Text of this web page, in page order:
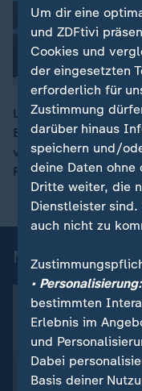
Laut Experten
Einsatz in der
verlässlich. Er
Ressourcenaufwand,
Mehr aus
Um dir eine
und ZDFtivi
Cookies und
der eingesetzten
erforderlich für
Zustimmung
darüber hinaus
speichern und/
deine Daten
Dritte weiter, die
Dienstleister sind.
auch nicht zu
• Personalisierung:
bestimmten
Erlebnis im
und
Dabei
Basis deiner